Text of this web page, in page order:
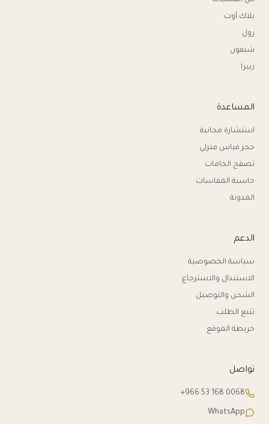
بلاك آوت
رول
شيفون
زيبرا
المساعدة
استشارة مجانية
حجز قياس منزلي
تصفح الخامات
حاسبة المقاسات
المدونة
الدعم
سياسة الخصوصية
الاستبدال والاسترجاع
الشحن والتوصيل
تتبع الطلب
خريطة الموقع
تواصل
+966 53 168 0068
WhatsApp